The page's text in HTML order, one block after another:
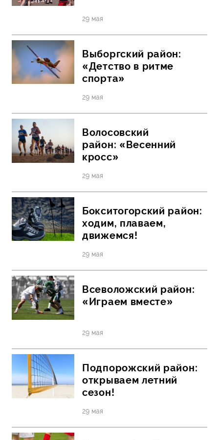
29 мая
Выборгский район:
«Детство в ритме
спорта»
29 мая
Волосовский
район: «Весенний
кросс»
29 мая
Бокситогорский район:
ходим, плаваем,
движемся!
29 мая
Всеволожский район:
«Играем вместе»
29 мая
Подпорожский район:
открываем летний
сезон!
29 мая